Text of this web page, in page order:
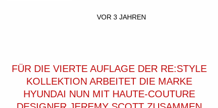
VOR 3 JAHREN
FÜR DIE VIERTE AUFLAGE DER RE:STYLE
KOLLEKTION ARBEITET DIE MARKE
HYUNDAI NUN MIT HAUTE-COUTURE